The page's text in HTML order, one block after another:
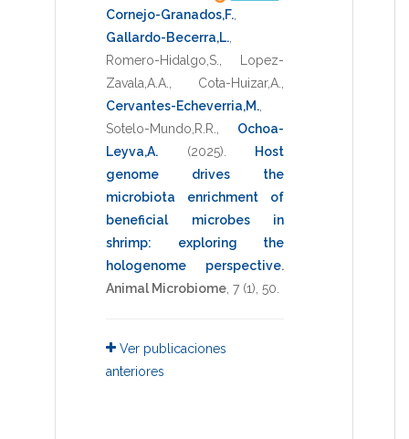
Cornejo-Granados,F.
Gallardo-Becerra,L.
Romero-Hidalgo,S.
Lopez-
Zavala,A.A.
Cota-Huizar,A.
Cervantes-Echeverria,M.
Sotelo-Mundo,R.R.
Ochoa-
Leyva,A.
(2025)
Host
genome drives the
microbiota enrichment of
beneficial microbes in
shrimp: exploring the
hologenome perspective.
Animal Microbiome 7 (1), 50
Ver publicaciones
anteriores